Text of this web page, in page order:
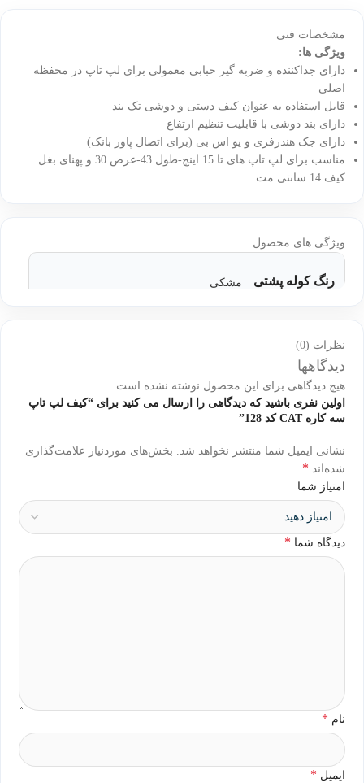
مشخصات فنی
ویژگی ها:
دارای جداکننده و ضربه گیر حبابی معمولی برای لپ تاپ در محفظه
اصلی
قابل استفاده به عنوان کیف دستی و دوشی تک بند
دارای بند دوشی با قابلیت تنظیم ارتفاع
دارای جک هندزفری و یو اس بی (برای اتصال پاور بانک)
مناسب برای لپ تاپ های تا 15 اینچ-طول 43-عرض 30 و پهنای بغل
کیف 14 سانتی مت
ویژگی های محصول
رنگ کوله پشتی مشکی
نظرات (0)
دیدگاهها
هیچ دیدگاهی برای این محصول نوشته نشده است.
اولین نفری باشید که دیدگاهی را ارسال می کنید برای “کیف لپ تاپ
سه کاره CAT کد 128”
نشانی ایمیل شما منتشر نخواهد شد. بخش‌های موردنیاز علامت‌گذاری
شده‌اند *
امتیاز شما
دیدگاه شما *
نام *
ایمیل *